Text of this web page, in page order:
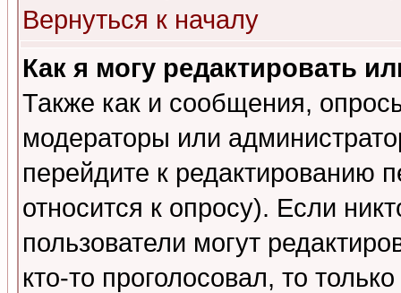
Вернуться к началу
Как я могу редактировать
Также как и сообщения,
модераторы или
перейдите к редактированию
относится к опросу). Если
пользователи могут
кто-то проголосовал, то